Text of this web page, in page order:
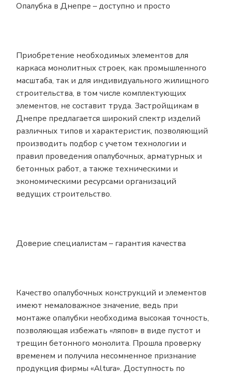
Опалубка в Днепре – доступно и просто
Приобретение необходимых элементов для
каркаса монолитных строек, как промышленного
масштаба, так и для индивидуального жилищного
строительства, в том числе комплектующих
элементов, не составит труда. Застройщикам в
Днепре предлагается широкий спектр изделий
различных типов и характеристик, позволяющий
производить подбор с учетом технологии и
правил проведения опалубочных, арматурных и
бетонных работ, а также техническими и
экономическими ресурсами организаций
ведущих строительство.
Доверие специалистам – гарантия качества
Качество опалубочных конструкций и элементов
имеют немаловажное значение, ведь при
монтаже опалубки необходима высокая точность,
позволяющая избежать «ляпов» в виде пустот и
трещин бетонного монолита. Прошла проверку
временем и получила несомненное признание
продукция фирмы «Altura». Доступность по